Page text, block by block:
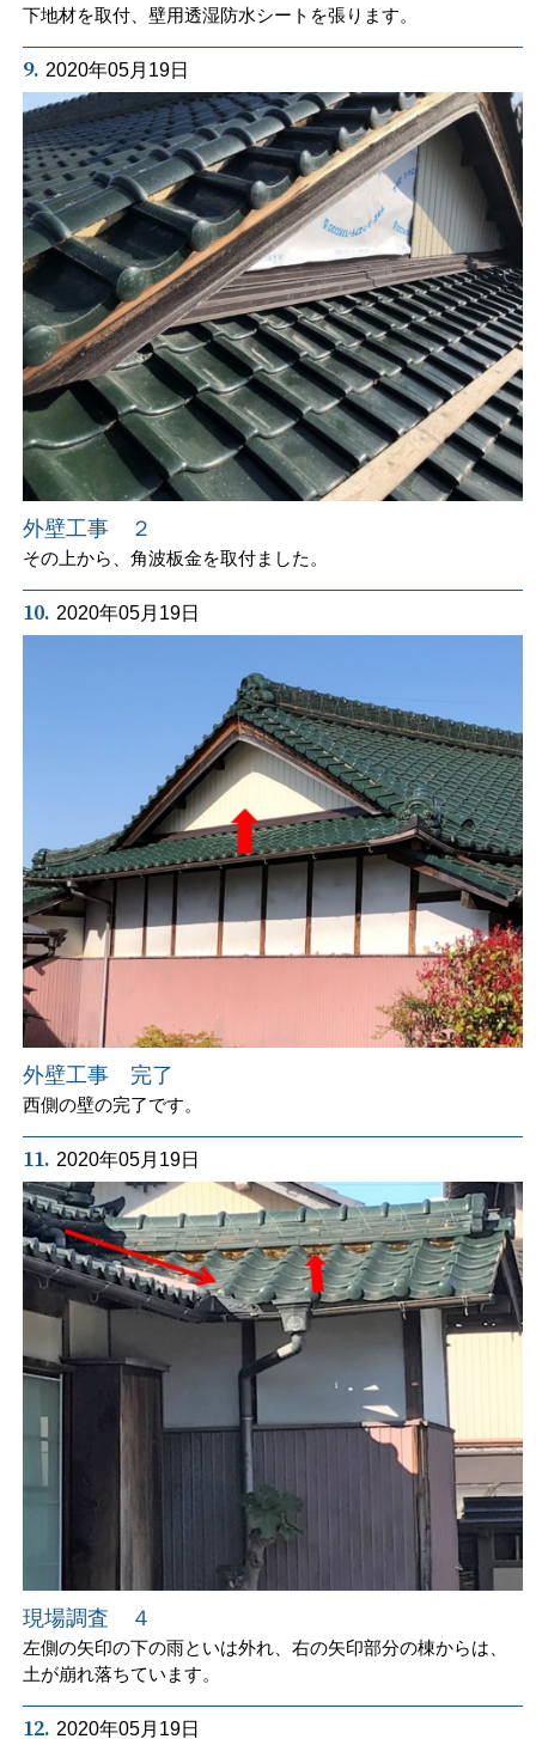
下地材を取付、壁用透湿防水シートを張ります。
9. 2020年05月19日
外壁工事 ２
その上から、角波板金を取付ました。
10. 2020年05月19日
外壁工事 完了
西側の壁の完了です。
11. 2020年05月19日
現場調査 ４
左側の矢印の下の雨といは外れ、右の矢印部分の棟からは、
土が崩れ落ちています。
12. 2020年05月19日